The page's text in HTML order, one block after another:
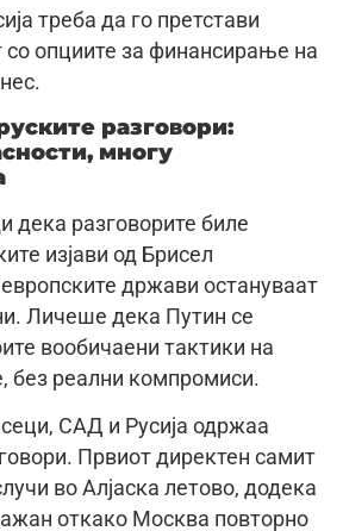
треба да го претстави
со опциите за финансирање на
разговори:
многу
дека разговорите биле
изјави од Брисел
држави остануваат
Личеше дека Путин се
вообичаени тактики на
без реални компромиси.
САД и Русија одржаа
Првиот директен самит
во Алјаска летово, додека
откако Москва повторно